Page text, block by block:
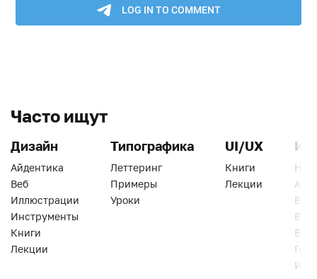
Часто ищут
Дизайн
Айдентика
Веб
Иллюстрации
Инструменты
Книги
Лекции
Типографика
Леттеринг
Примеры
Уроки
UI/UX
Книги
Лекции
Веб